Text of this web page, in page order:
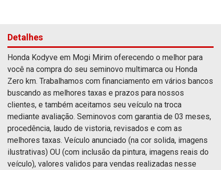
Detalhes
Honda Kodyve em Mogi Mirim oferecendo o melhor para
você na compra do seu seminovo multimarca ou Honda
Zero km. Trabalhamos com financiamento em vários bancos
buscando as melhores taxas e prazos para nossos
clientes, e também aceitamos seu veículo na troca
mediante avaliação. Seminovos com garantia de 03 meses,
procedência, laudo de vistoria, revisados e com as
melhores taxas. Veículo anunciado (na cor solida, imagens
ilustrativas) OU (com inclusão da pintura, imagens reais do
veículo), valores validos para vendas realizadas nesse